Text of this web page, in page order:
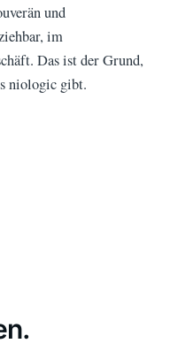
und
im
Das ist der Grund,
niologic gibt.